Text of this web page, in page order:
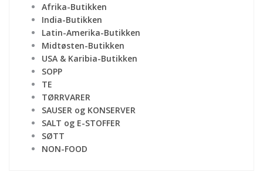
Afrika-Butikken
India-Butikken
Latin-Amerika-Butikken
Midtøsten-Butikken
USA & Karibia-Butikken
SOPP
TE
TØRRVARER
SAUSER og KONSERVER
SALT og E-STOFFER
SØTT
NON-FOOD